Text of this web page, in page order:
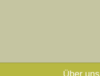
Über uns